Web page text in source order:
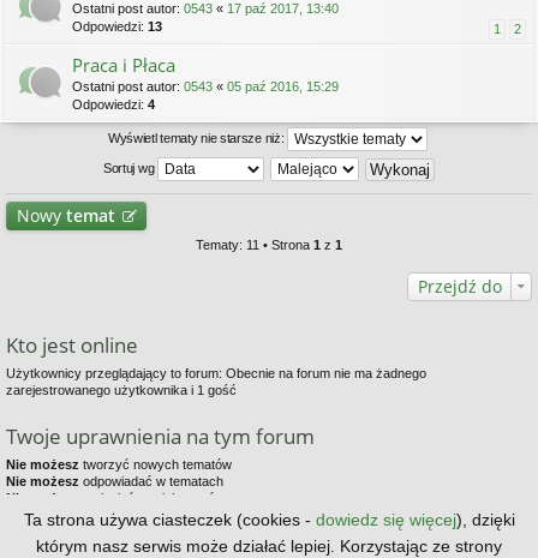
Ostatni post autor: 0543 « 17 paź 2017, 13:40
Odpowiedzi: 13 1 2
Praca i Płaca
Ostatni post autor: 0543 « 05 paź 2016, 15:29
Odpowiedzi: 4
Wyświetl tematy nie starsze niż:
Sortuj wg
Nowy temat
Tematy: 11 • Strona 1 z 1
Przejdź do
Kto jest online
Użytkownicy przeglądający to forum: Obecnie na forum nie ma żadnego
zarejestrowanego użytkownika i 1 gość
Twoje uprawnienia na tym forum
Nie możesz tworzyć nowych tematów
Nie możesz odpowiadać w tematach
Nie możesz
zmieniać swoich postów
Nie możeszusuwać swoich postów
dodawać załączników
Ta strona używa ciasteczek (cookies - dowiedz się więcej), dzięki
którym nasz serwis może działać lepiej. Korzystając ze strony